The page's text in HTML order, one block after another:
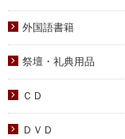
書写
二世祝福
父母向け
DVD
PDF版（子女向け）
知識
宗教迫害
外国語書籍
祭壇・礼典用品
祭壇用ﾃｰﾌﾞﾙｸﾛｽ
ＣＤ
ＤＶＤ